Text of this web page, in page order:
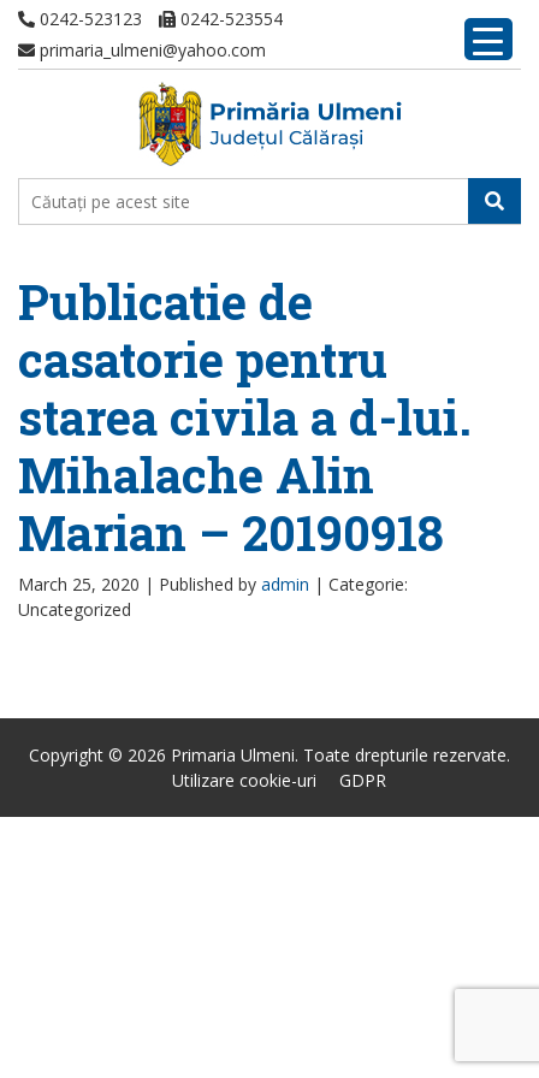
0242-523123
0242-523554
primaria_ulmeni@yahoo.com
Publicatie de
casatorie pentru
starea civila a d-lui.
Mihalache Alin
Marian – 20190918
March 25, 2020 | Published by admin | Categorie:
Uncategorized
Copyright © 2026 Primaria Ulmeni. Toate drepturile rezervate.
Utilizare cookie-uri
GDPR